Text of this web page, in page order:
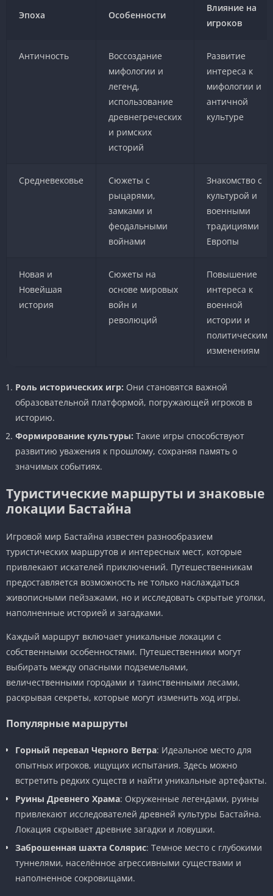
Эпоха Особенности
Влияние на
игроков
Античность
Воссоздание
мифологии и
легенд,
использование
древнегреческих
и римских
историй
Развитие
интереса к
мифологии и
античной
культуре
Средневековье
Сюжеты с
рыцарями,
замками и
феодальными
войнами
Знакомство с
культурой и
военными
традициями
Европы
Новая и
Новейшая
история
Сюжеты на
основе мировых
войн и
революций
Повышение
интереса к
военной
истории и
политическим
изменениям
Роль исторических игр: Они становятся важной
образовательной платформой, погружающей игроков в
историю.
Формирование культуры: Такие игры способствуют
развитию уважения к прошлому, сохраняя память о
значимых событиях.
Туристические маршруты и знаковые
локации Бастайна
Игровой мир Бастайна известен разнообразием
туристических маршрутов и интересных мест, которые
привлекают искателей приключений. Путешественникам
предоставляется возможность не только наслаждаться
живописными пейзажами, но и исследовать скрытые уголки,
наполненные историей и загадками.
Каждый маршрут включает уникальные локации с
собственными особенностями. Путешественники могут
выбирать между опасными подземельями,
величественными городами и таинственными лесами,
раскрывая секреты, которые могут изменить ход игры.
Популярные маршруты
Горный перевал Черного Ветра: Идеальное место для
опытных игроков, ищущих испытания. Здесь можно
встретить редких существ и найти уникальные артефакты.
Руины Древнего Храма: Окруженные легендами, руины
привлекают исследователей древней культуры Бастайна.
Локация скрывает древние загадки и ловушки.
Заброшенная шахта Солярис: Темное место с глубокими
туннелями, населённое агрессивными существами и
наполненное сокровищами.